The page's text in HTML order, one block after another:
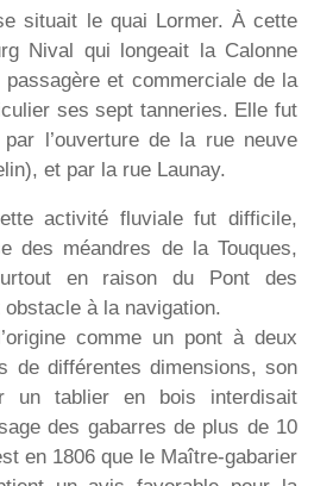
situait le quai Lormer. À cette
Nival qui longeait la Calonne
et commerciale de la
ses sept tanneries. Elle fut
l’ouverture de la rue neuve
et par la rue Launay.
activité fluviale fut difficile,
des méandres de la Touques,
à la navigation.
comme un pont à deux
de différentes dimensions, son
un tablier en bois interdisait
des gabarres de plus de 10
en 1806 que le Maître-gabarier